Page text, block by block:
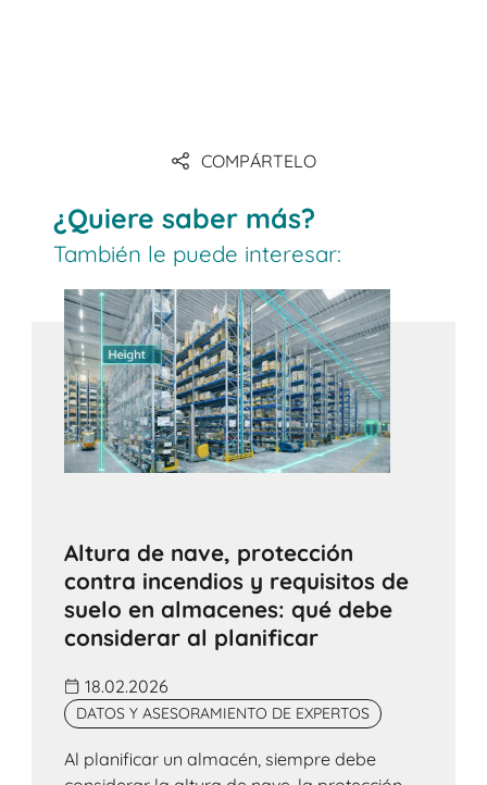
conformes con la norma ADR
COMPÁRTELO
¿Quiere saber más?
También le puede interesar:
Altura de nave, protección
contra incendios y requisitos de
suelo en almacenes: qué debe
considerar al planificar
18.02.2026
DATOS Y ASESORAMIENTO DE EXPERTOS
Al planificar un almacén, siempre debe